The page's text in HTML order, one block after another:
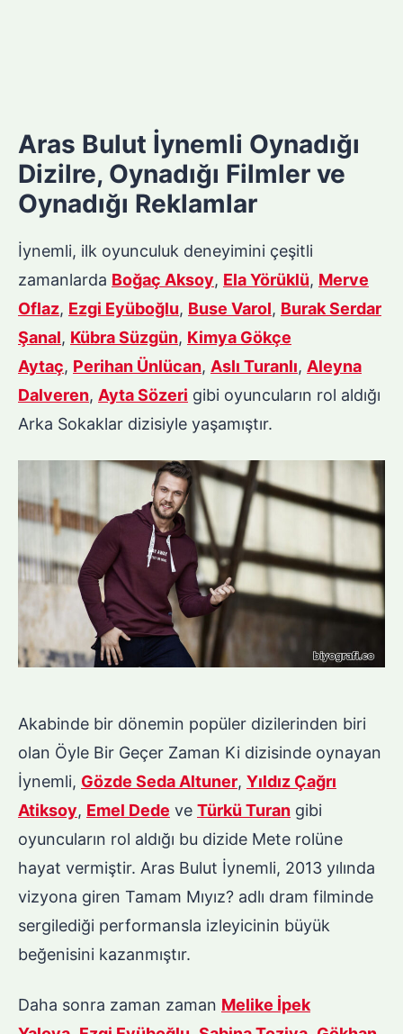
Aras Bulut İynemli Oynadığı
Dizilre, Oynadığı Filmler ve
Oynadığı Reklamlar
İynemli, ilk oyunculuk deneyimini çeşitli
zamanlarda Boğaç Aksoy, Ela Yörüklü, Merve
Oflaz, Ezgi Eyüboğlu, Buse Varol, Burak Serdar
Şanal, Kübra Süzgün, Kimya Gökçe
Aytaç, Perihan Ünlücan, Aslı Turanlı, Aleyna
Dalveren, Ayta Sözeri gibi oyuncuların rol aldığı
Arka Sokaklar dizisiyle yaşamıştır.
Akabinde bir dönemin popüler dizilerinden biri
olan Öyle Bir Geçer Zaman Ki dizisinde oynayan
İynemli, Gözde Seda Altuner, Yıldız Çağrı
Atiksoy, Emel Dede ve Türkü Turan gibi
oyuncuların rol aldığı bu dizide Mete rolüne
hayat vermiştir. Aras Bulut İynemli, 2013 yılında
vizyona giren Tamam Mıyız? adlı dram filminde
sergilediği performansla izleyicinin büyük
beğenisini kazanmıştır.
Daha sonra zaman zaman Melike İpek